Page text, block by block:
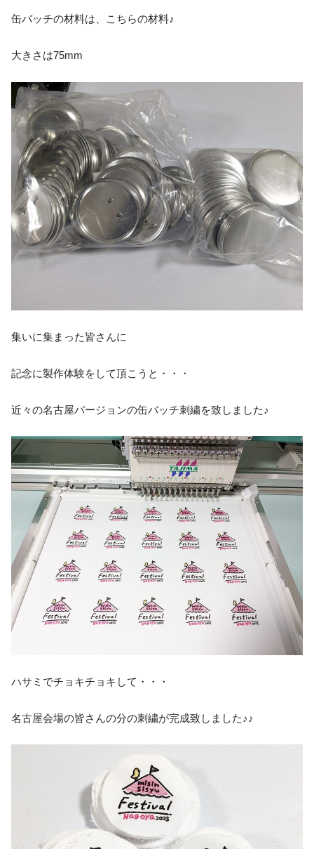
缶バッチの材料は、こちらの材料♪
大きさは75mm
集いに集まった皆さんに
記念に製作体験をして頂こうと・・・
近々の名古屋バージョンの缶バッチ刺繍を致しました♪
ハサミでチョキチョキして・・・
名古屋会場の皆さんの分の刺繍が完成致しました♪♪